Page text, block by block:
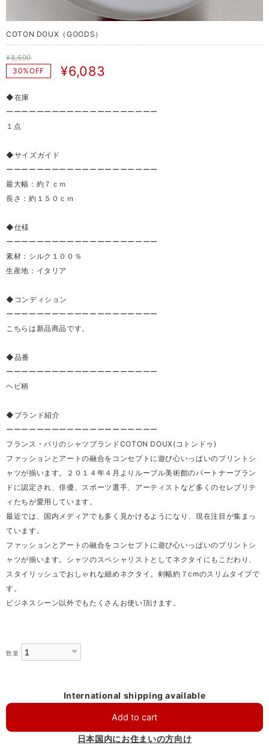
COTON DOUX（GOODS）
¥8,690
30%OFF
¥6,083
◆在庫
ーーーーーーーーーーーーーーーーーーーー
１点
◆サイズガイド
ーーーーーーーーーーーーーーーーーーーー
最大幅：約７ｃｍ
長さ：約１５０ｃｍ
◆仕様
ーーーーーーーーーーーーーーーーーーーー
素材：シルク１００％
生産地：イタリア
◆コンディション
ーーーーーーーーーーーーーーーーーーーー
こちらは新品商品です。
◆品番
ーーーーーーーーーーーーーーーーーーーー
ヘビ柄
◆ブランド紹介
ーーーーーーーーーーーーーーーーーーーー
フランス・パリのシャツブランドCOTON DOUX(コトンドゥ)
ファッションとアートの融合をコンセプトに遊び心いっぱいのプリントシ
ャツが揃います。２０１４年４月よりルーブル美術館のパートナーブラン
ドに認定され、俳優、スポーツ選手、アーティストなど多くのセレブリテ
ィたちが愛用しています。
最近では、国内メディアでも多く見かけるようになり、現在注目が集まっ
ています。
ファッションとアートの融合をコンセプトに遊び心いっぱいのプリントシ
ャツが揃います。シャツのスペシャリストとしてネクタイにもこだわり、
スタイリッシュでおしゃれな細めネクタイ。剣幅約７cmのスリムタイプで
す。
ビジネスシーン以外でもたくさんお使い頂けます。
数量
International shipping available
Add to cart
日本国内にお住まいの方向け